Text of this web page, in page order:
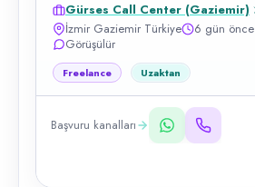
Gürses Call Center (Gaziemir)
İzmir Gaziemir Türkiye
6 gün önce
Görüşülür
Freelance Uzaktan
Başvuru kanalları